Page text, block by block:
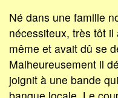
Né dans une famille
nécessiteux, très tôt
même et avait dû se
Malheureusement il
joignit à une bande